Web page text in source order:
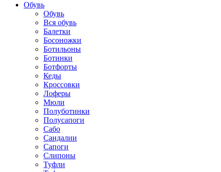
Обувь
Обувь
Вся обувь
Балетки
Босоножки
Ботильоны
Ботинки
Ботфорты
Кеды
Кроссовки
Лоферы
Мюли
Полуботинки
Полусапоги
Сабо
Сандалии
Сапоги
Слипоны
Туфли